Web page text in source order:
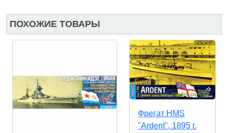
ПОХОЖИЕ ТОВАРЫ
Фрегат HMS
"Ardent", 1895 г.